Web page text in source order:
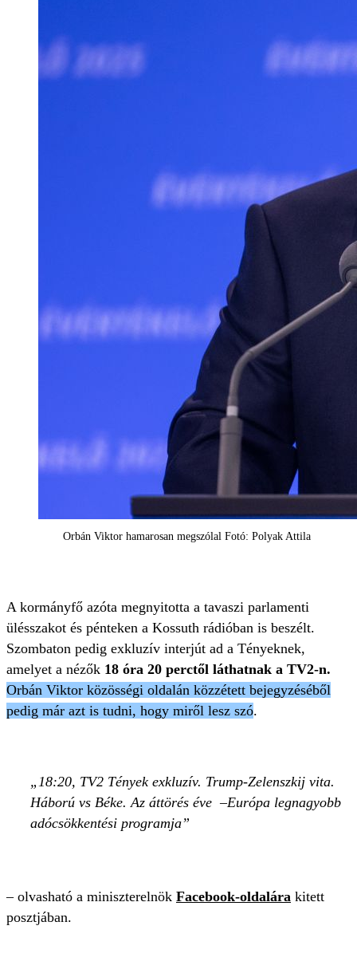
Orbán Viktor hamarosan megszólal Fotó: Polyak Attila
A kormányfő azóta megnyitotta a tavaszi parlamenti
ülésszakot és pénteken a Kossuth rádióban is beszélt.
Szombaton pedig exkluzív interjút ad a Tényeknek,
amelyet a nézők 18 óra 20 perctől láthatnak a TV2-n.
Orbán Viktor közösségi oldalán közzétett bejegyzéséből
pedig már azt is tudni, hogy miről lesz szó.
18:20, TV2 Tények exkluzív. Trump-Zelenszkij vita.
Háború vs Béke. Az áttörés éve –Európa legnagyobb
adócsökkentési programja
– olvasható a miniszterelnök Facebook-oldalára kitett
posztjában.